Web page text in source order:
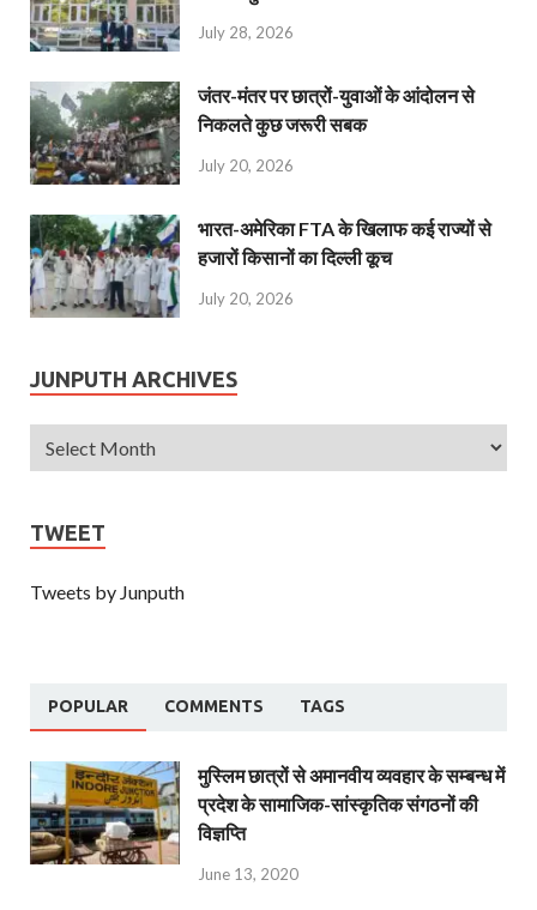
July 28, 2026
जंतर-मंतर पर छात्रों-युवाओं के आंदोलन से
निकलते कुछ जरूरी सबक
July 20, 2026
भारत-अमेरिका FTA के खिलाफ कई राज्यों से
हजारों किसानों का दिल्ली कूच
July 20, 2026
JUNPUTH ARCHIVES
TWEET
Tweets by Junputh
POPULAR COMMENTS TAGS
मुस्लिम छात्रों से अमानवीय व्यवहार के सम्बन्ध में
प्रदेश के सामाजिक-सांस्कृतिक संगठनों की
विज्ञप्ति
June 13, 2020